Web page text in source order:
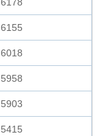
6155
6018
5958
5903
5415